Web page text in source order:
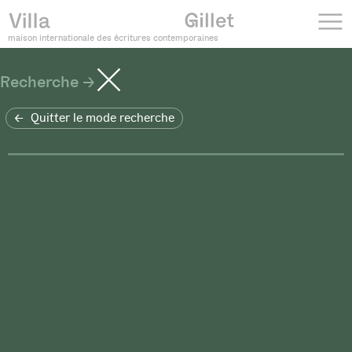
maison internationale des écritures contemporaines
Recherche
Quitter le mode recherche